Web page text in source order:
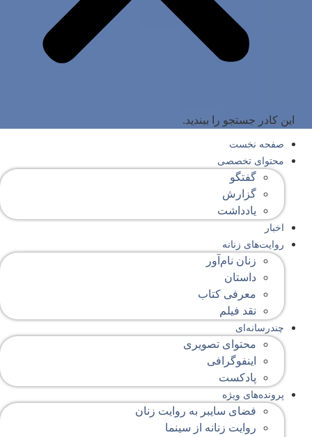
این کادر جستجو را ببندید.
صفحه‌ نخست
محتوای‌ تخصصی
گفتگو
گزارش
یادداشت
اخبار
روایت‌های زنانه
زنان نام‌آور
داستان
معرفی کتاب
نقد فیلم
چندرسانه‌ای
محتوای تصویری
اینفوگرافی
پادکست
پرونده‌های ویژه
فضای سایبر به روایت زنان
روایت زنانه از سینما